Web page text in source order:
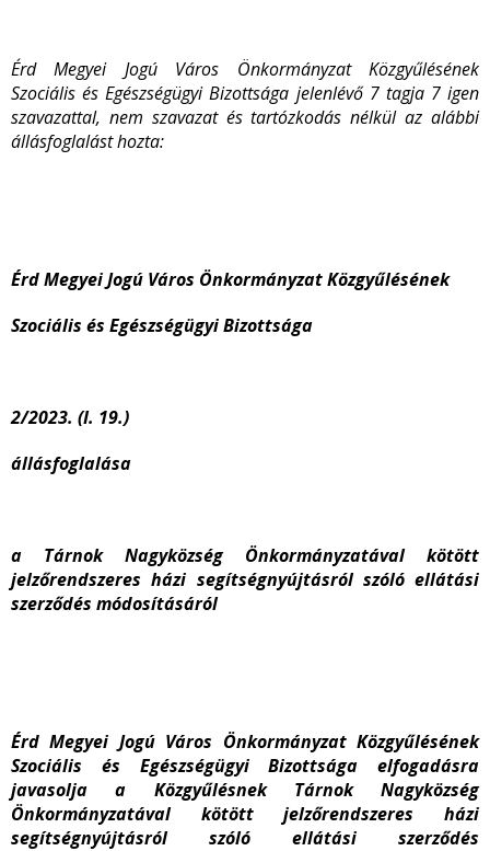
Érd Megyei Jogú Város Önkormányzat Közgyűlésének
Szociális és Egészségügyi Bizottsága jelenlévő 7 tagja 7 igen
szavazattal, nem szavazat és tartózkodás nélkül az alábbi
állásfoglalást hozta:
Érd Megyei Jogú Város Önkormányzat Közgyűlésének
Szociális és Egészségügyi Bizottsága
2/2023. (I. 19.)
állásfoglalása
a Tárnok Nagyközség Önkormányzatával kötött
jelzőrendszeres házi segítségnyújtásról szóló ellátási
szerződés módosításáról
Érd Megyei Jogú Város Önkormányzat Közgyűlésének
Szociális és Egészségügyi Bizottsága elfogadásra
javasolja a Közgyűlésnek Tárnok Nagyközség
Önkormányzatával kötött jelzőrendszeres házi
segítségnyújtásról szóló ellátási szerződés